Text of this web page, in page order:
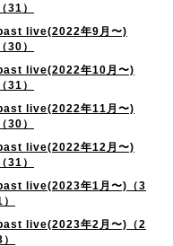
（31）
live(2022年9月〜)
（30）
live(2022年10月〜)
（31）
live(2022年11月〜)
（30）
live(2022年12月〜)
（31）
live(2023年1月〜)（3
live(2023年2月〜)（2